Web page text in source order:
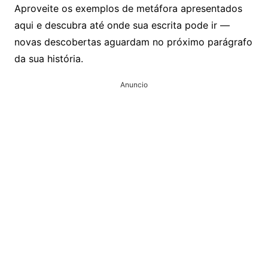
Aproveite os exemplos de metáfora apresentados
aqui e descubra até onde sua escrita pode ir —
novas descobertas aguardam no próximo parágrafo
da sua história.
Anuncio